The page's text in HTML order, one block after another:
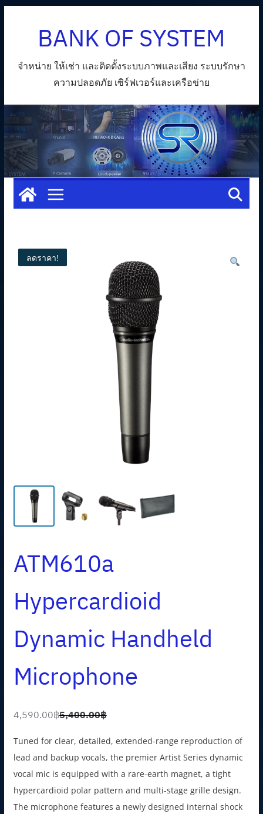
BANK OF SYSTEM
จำหน่าย ให้เช่า และติดตั้งระบบภาพและเสียง ระบบรักษา
ความปลอดภัย เซิร์ฟเวอร์และเครือข่าย
ลดราคา!
ATM610a
Hypercardioid
Dynamic Handheld
Microphone
5,400.00฿
O
r
i
g
i
n
4,590.00฿
C
u
r
r
e
n
Tuned for clear, detailed, extended-range reproduction of
lead and backup vocals, the premier Artist Series dynamic
vocal mic is equipped with a rare-earth magnet, a tight
hypercardioid polar pattern and multi-stage grille design.
The microphone features a newly designed internal shock